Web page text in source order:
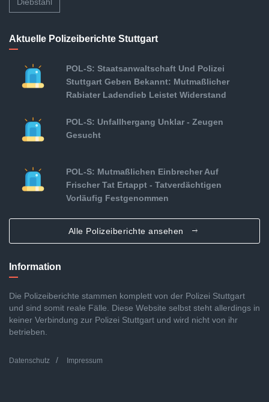
Aktuelle Polizeiberichte Stuttgart
POL-S: Staatsanwaltschaft Und Polizei
Stuttgart Geben Bekannt: Mutmaßlicher
Rabiater Ladendieb Leistet Widerstand
POL-S: Unfallhergang Unklar - Zeugen
Gesucht
POL-S: Mutmaßlichen Einbrecher Auf
Frischer Tat Ertappt - Tatverdächtigen
Vorläufig Festgenommen
Alle Polizeiberichte ansehen
Information
Die Polizeiberichte stammen komplett von der Polizei Stuttgart
und sind somit reale Fälle. Diese Website selbst steht allerdings in
keiner Verbindung zur Polizei Stuttgart und wird nicht von ihr
betrieben.
Datenschutz Impressum